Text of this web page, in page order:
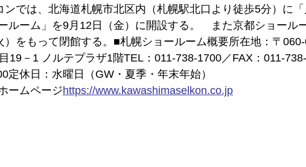
では、北海道札幌市北区内（札幌駅北口より徒歩5分）に
ルーム」を9月12日（金）に開設する。　また京都ショール
）をもって閉館する。■札幌ショールーム概要所在地：〒
19－1 ノルテプラザ1階TEL：011-738-1700／FAX：011-
定休日：水曜日（GW・夏季・年末年始）
ームページhttps://www.kawashimaselkon.co.jp